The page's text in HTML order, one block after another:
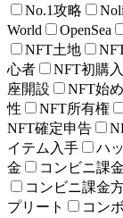
No.1攻略
Noli
World
OpenSea
NFT土地
心者
NFT初購入
座開設
NFT始
性
NFT所有権
NFT確定申告
イテム入手
ハ
金
コンビニ課
コンビニ課金
プリート
コンボ